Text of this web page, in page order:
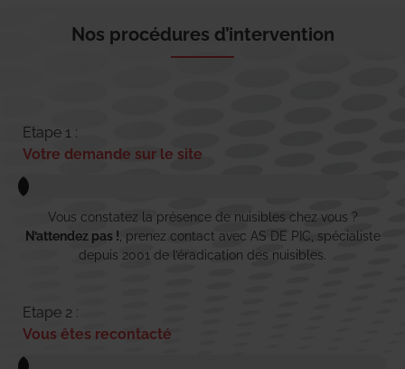
Nos procédures d’intervention
Etape 1 :
Votre demande sur le site
Vous constatez la présence de nuisibles chez vous ?
N’attendez pas ! , prenez contact avec AS DE PIC, spécialiste
depuis 2001 de l’éradication des nuisibles.
Etape 2 :
Vous êtes recontacté